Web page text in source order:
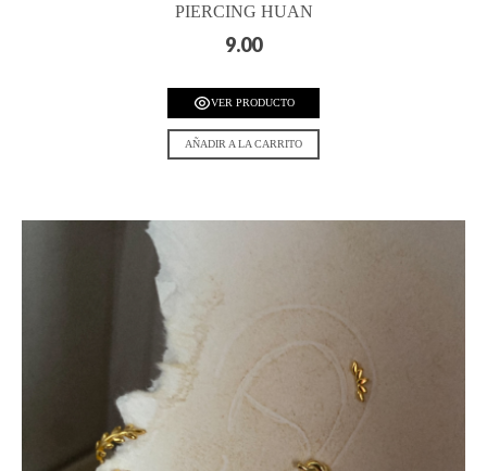
PIERCING HUAN
9.00
VER PRODUCTO
AÑADIR A LA CARRITO